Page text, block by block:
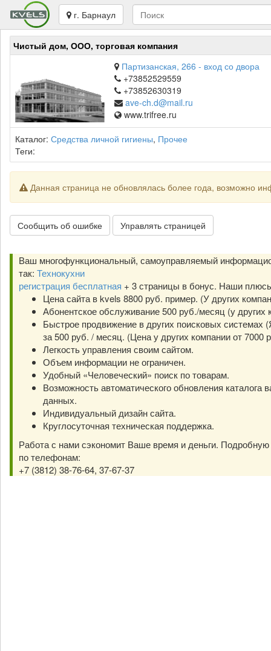
г. Барнаул
Чистый дом, ООО, торговая компания
Партизанская, 266 - вход со двора
+73852529559
+73852630319
ave-ch.d@mail.ru
www.trifree.ru
Каталог: Средства личной гигиены, Прочее
Теги:
Данная страница не обновлялась более года, возможно
Сообщить об ошибке Управлять страницей
Ваш многофункциональный, самоуправляемый
так: Технокухни
регистрация бесплатная + 3 страницы в бонус. Наши
Цена сайта в kvels 8800 руб. пример. (У других
Абонентское обслуживание 500 руб./месяц (у других
Быстрое продвижение в других поисковых системах
за 500 руб. / месяц. (Цена у других компании от 7000
Легкость управления своим сайтом.
Объем информации не ограничен.
Удобный «Человеческий» поиск по товарам.
Возможность автоматического обновления каталога
данных.
Индивидуальный дизайн сайта.
Круглосуточная техническая поддержка.
Работа с нами сэкономит Ваше время и деньги.
по телефонам:
+7 (3812) 38-76-64, 37-67-37